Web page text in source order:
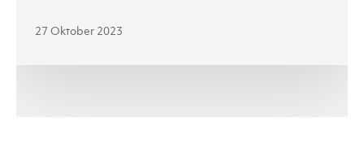
27 Oktober 2023